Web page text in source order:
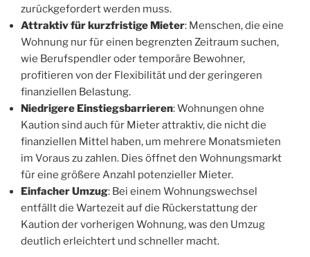
zurückgefordert werden muss.
Attraktiv für kurzfristige Mieter: Menschen, die eine
Wohnung nur für einen begrenzten Zeitraum suchen,
wie Berufspendler oder temporäre Bewohner,
profitieren von der Flexibilität und der geringeren
finanziellen Belastung.
Niedrigere Einstiegsbarrieren: Wohnungen ohne
Kaution sind auch für Mieter attraktiv, die nicht die
finanziellen Mittel haben, um mehrere Monatsmieten
im Voraus zu zahlen. Dies öffnet den Wohnungsmarkt
für eine größere Anzahl potenzieller Mieter.
Einfacher Umzug: Bei einem Wohnungswechsel
entfällt die Wartezeit auf die Rückerstattung der
Kaution der vorherigen Wohnung, was den Umzug
deutlich erleichtert und schneller macht.